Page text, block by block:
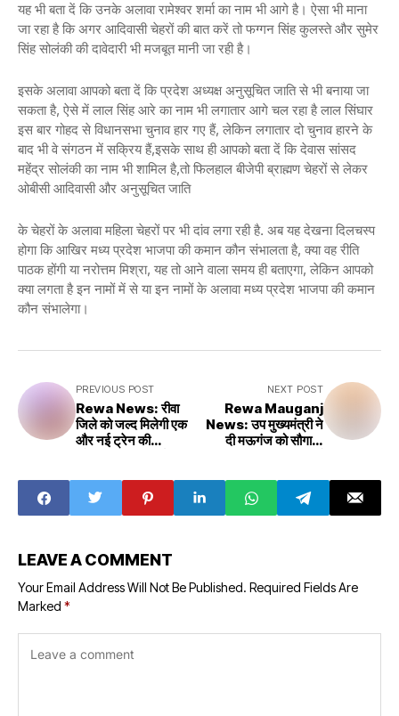
यह भी बता दें कि उनके अलावा रामेश्वर शर्मा का नाम भी आगे है। ऐसा भी माना
जा रहा है कि अगर आदिवासी चेहरों की बात करें तो फग्गन सिंह कुलस्ते और सुमेर
सिंह सोलंकी की दावेदारी भी मजबूत मानी जा रही है।
इसके अलावा आपको बता दें कि प्रदेश अध्यक्ष अनुसूचित जाति से भी बनाया जा
सकता है, ऐसे में लाल सिंह आरे का नाम भी लगातार आगे चल रहा है लाल सिंघार
इस बार गोहद से विधानसभा चुनाव हार गए हैं, लेकिन लगातार दो चुनाव हारने के
बाद भी वे संगठन में सक्रिय हैं,इसके साथ ही आपको बता दें कि देवास सांसद
महेंद्र सोलंकी का नाम भी शामिल है,तो फिलहाल बीजेपी ब्राह्मण चेहरों से लेकर
ओबीसी आदिवासी और अनुसूचित जाति
के चेहरों के अलावा महिला चेहरों पर भी दांव लगा रही है. अब यह देखना दिलचस्प
होगा कि आखिर मध्य प्रदेश भाजपा की कमान कौन संभालता है, क्या वह रीति
पाठक होंगी या नरोत्तम मिश्रा, यह तो आने वाला समय ही बताएगा, लेकिन आपको
क्या लगता है इन नामों में से या इन नामों के अलावा मध्य प्रदेश भाजपा की कमान
कौन संभालेगा।
PREVIOUS POST
Rewa News: रीवा
जिले को जल्द मिलेगी एक
और नई ट्रेन की
की मांग
NEXT POST
Rewa Mauganj
News: उप मुख्यमंत्री ने
दी मऊगंज को सौगात,
होगा लाभ
LEAVE A COMMENT
Your Email Address Will Not Be Published. Required Fields Are
Marked *